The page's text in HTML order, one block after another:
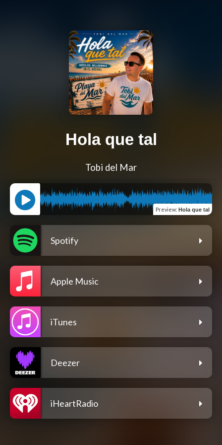
Hola que tal
Tobi del Mar
Preview: Hola que tal
Spotify
Apple Music
iTunes
Deezer
iHeartRadio